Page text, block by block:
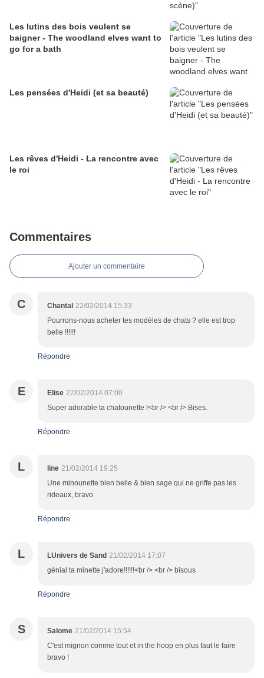
Les lutins des bois veulent se
baigner - The woodland elves want to
go for a bath
Les pensées d'Heidi (et sa beauté)
Les rêves d'Heidi - La rencontre avec
le roi
Commentaires
Ajouter un commentaire
C Chantal 22/02/2014 15:33
Pourrons-nous acheter tes modèles de chats ? elle est trop
belle !!!!!!
Répondre
E Elise 22/02/2014 07:00
Super adorable ta chatounette !<br /> <br /> Bises.
Répondre
L line 21/02/2014 19:25
Une minounette bien belle & bien sage qui ne griffe pas les
rideaux, bravo
Répondre
L LUnivers de Sand 21/02/2014 17:07
génial ta minette j'adore!!!!!!<br /> <br /> bisous
Répondre
S Salome 21/02/2014 15:54
C'est mignon comme tout et in the hoop en plus faut le faire
bravo !